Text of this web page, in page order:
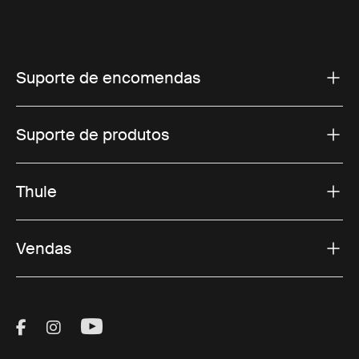
Suporte de encomendas
Suporte de produtos
Thule
Vendas
Visit Thule on Facebook (external link)
Visit Thule on Instagram (external link)
Visit Thule on Youtube (external